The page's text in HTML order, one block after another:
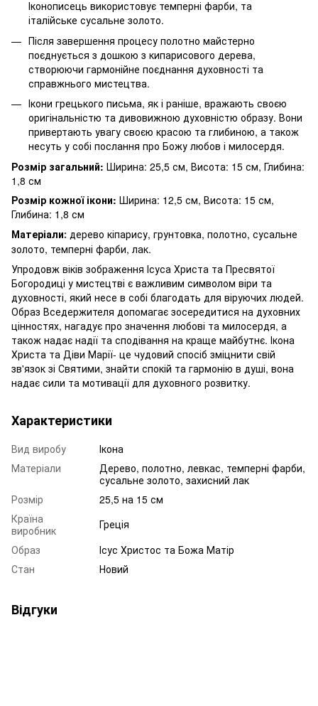
Іконописець використовує темперні фарби, та
італійське сусальне золото.
Після завершення процесу полотно майстерно
поєднується з дошкою з кипарисового дерева,
створюючи гармонійне поєднання духовності та
справжнього мистецтва.
Ікони грецького письма, як і раніше, вражають своєю
оригінальністю та дивовижною духовністю образу. Вони
привертають увагу своєю красою та глибиною, а також
несуть у собі послання про Божу любов і милосердя.
Розмір загальний: Ширина: 25,5 см, Висота: 15 см, Глибина:
1,8 см
Розмір кожної ікони: Ширина: 12,5 см, Висота: 15 см,
Глибина: 1,8 см
Матеріали: дерево кіпарису, грунтовка, полотно, сусальне
золото, темперні фарби, лак.
Упродовж віків зображення Ісуса Христа та Пресвятої
Богородиці у мистецтві є важливим символом віри та
духовності, який несе в собі благодать для віруючих людей.
Образ Вседержителя допомагає зосередитися на духовних
цінностях, нагадує про значення любові та милосердя, а
також надає надії та сподівання на краще майбутнє. Ікона
Христа та Діви Марії- це чудовий спосіб зміцнити свій
зв'язок зі Святими, знайти спокій та гармонію в душі, вона
надає сили та мотивації для духовного розвитку.
Характеристики
Вид виробу
Ікона
Матеріали
Дерево, полотно, левкас, темперні фарби,
сусальне золото, захисний лак
Розмір
25,5 на 15 см
Країна
виробник
Греція
Образ
Ісус Христос та Божа Матір
Стан
Новий
Відгуки